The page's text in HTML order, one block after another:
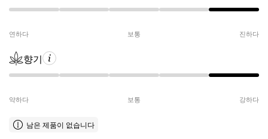
연하다 보통 진하다
향기
약하다 보통 강하다
남은 제품이 없습니다